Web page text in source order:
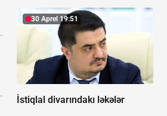
30 Aprel 19:51
İstiqlal divarındakı ləkələr